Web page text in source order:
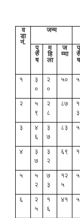
व
डा
नं.
जन्म
पु
रु
ष
म
हि
ला
ज
म्मा
पु
रु
ष
१
३
०
२
०
५० ५
२
५
९
२
८
८७
१
३
३
४
६
३
७
८३ ५
४
३
७
३
२
६९ १
५
५
२
७
३
१२
५
५
६
२
५
१
६
४१ ५